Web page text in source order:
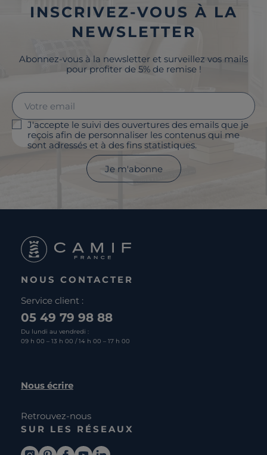
INSCRIVEZ-VOUS À LA
NEWSLETTER
Abonnez-vous à la newsletter et surveillez vos mails
pour profiter de 5% de remise !
J'accepte le suivi des ouvertures des emails que je
reçois afin de personnaliser les contenus qui me
sont adressés et à des fins statistiques.
Je m'abonne
NOUS CONTACTER
Service client :
05 49 79 98 88
Du lundi au vendredi :
09 h 00 – 13 h 00 / 14 h 00 – 17 h 00
Nous écrire
Retrouvez-nous
SUR LES RÉSEAUX